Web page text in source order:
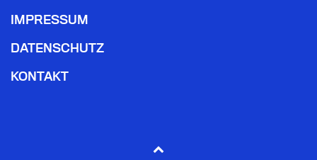
IMPRESSUM
DATENSCHUTZ
KONTAKT